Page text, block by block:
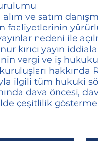
ve satım
faaliyetlerinin
yayınlar nedeni ile
kırıcı yayın
vergi ve iş
kuruluşları
ilgili tüm hukuki
dava öncesi,
çeşitlilik